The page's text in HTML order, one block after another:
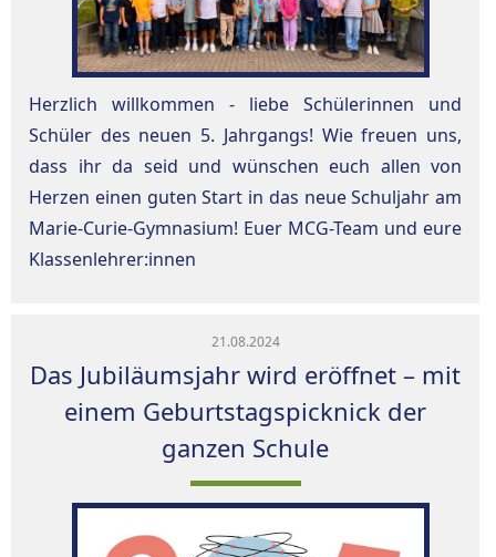
Herzlich willkommen - liebe Schülerinnen und
Schüler des neuen 5. Jahrgangs! Wie freuen uns,
dass ihr da seid und wünschen euch allen von
Herzen einen guten Start in das neue Schuljahr am
Marie-Curie-Gymnasium! Euer MCG-Team und eure
Klassenlehrer:innen
21.08.2024
Das Jubiläumsjahr wird eröffnet – mit
einem Geburtstagspicknick der
ganzen Schule